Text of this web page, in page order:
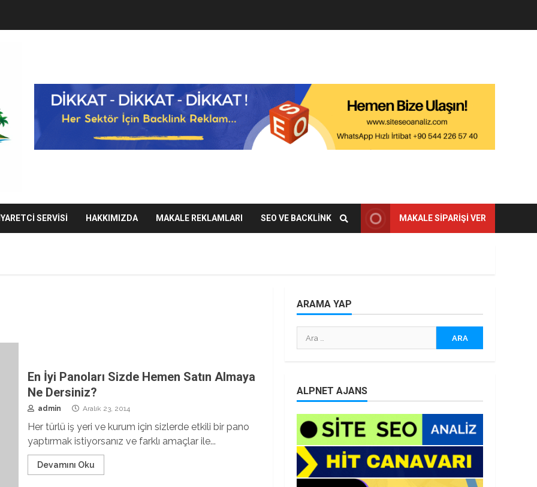
SERVISI HAKKIMIZDA MAKALE REKLAMLARI SEO VE BACKLINK MAKALE SIPARIŞI VER
En İyi Panoları Sizde Hemen Satın Almaya
Ne Dersiniz?
admin Aralık 23, 2014
Her türlü iş yeri ve kurum için sizlerde etkili bir pano
yaptırmak istiyorsanız ve farklı amaçlar ile...
Devamını Oku
ARAMA YAP
Arama:
ALPNET AJANS